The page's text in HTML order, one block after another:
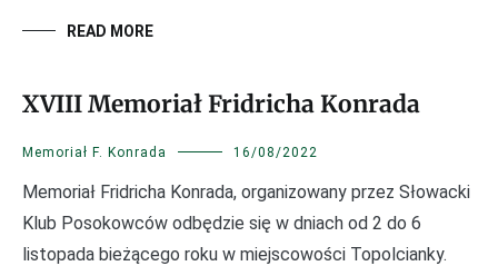
READ MORE
XVIII Memoriał Fridricha Konrada
Memoriał F. Konrada 16/08/2022
Memoriał Fridricha Konrada, organizowany przez Słowacki
Klub Posokowców odbędzie się w dniach od 2 do 6
listopada bieżącego roku w miejscowości Topolcianky.